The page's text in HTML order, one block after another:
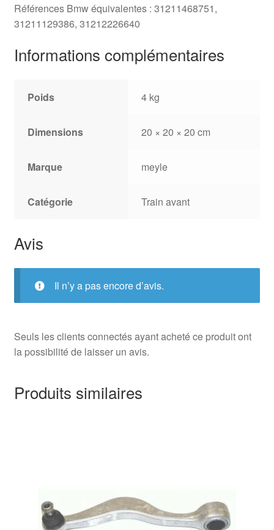
Références Bmw équivalentes : 31211468751,
31211129386, 31212226640
Informations complémentaires
Poids 4 kg
Dimensions 20 × 20 × 20 cm
Marque meyle
Catégorie Train avant
Avis
Il n’y a pas encore d’avis.
Seuls les clients connectés ayant acheté ce produit ont
la possibilité de laisser un avis.
Produits similaires